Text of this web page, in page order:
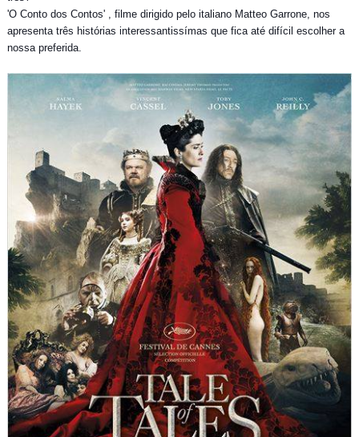
'O Conto dos Contos' , filme dirigido pelo italiano Matteo Garrone, nos
apresenta três histórias interessantissímas que fica até difícil escolher a
nossa preferida.